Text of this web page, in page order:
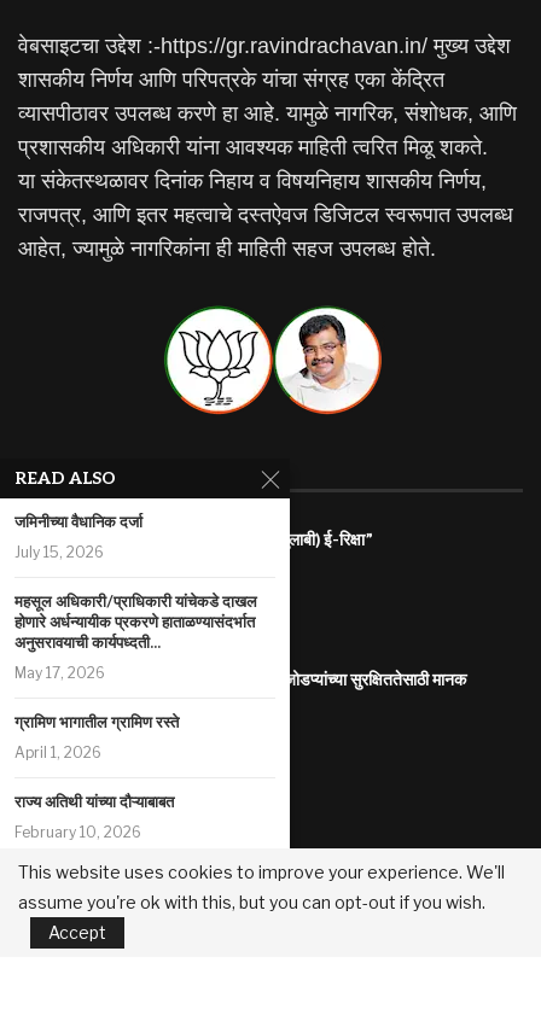
वेबसाइटचा उद्देश :-https://gr.ravindrachavan.in/ मुख्य उद्देश
शासकीय निर्णय आणि परिपत्रके यांचा संग्रह एका केंद्रित
व्यासपीठावर उपलब्ध करणे हा आहे. यामुळे नागरिक, संशोधक, आणि
प्रशासकीय अधिकारी यांना आवश्यक माहिती त्वरित मिळू शकते.
या संकेतस्थळावर दिनांक निहाय व विषयनिहाय शासकीय निर्णय,
राजपत्र, आणि इतर महत्वाचे दस्तऐवज डिजिटल स्वरूपात उपलब्ध
आहेत, ज्यामुळे नागरिकांना ही माहिती सहज उपलब्ध होते.
RECENT ARTICLES
राज्यातील गरजू महिलांना रोजगारासाठी “पिंक (गुलाबी) ई-रिक्षा”
July 31, 2026
महाराष्ट्र इलेक्ट्रिक वाहन धोरण
July 29, 2026
आंतरजातीय किंवा आंतरधर्मीय विवाह करणा-या जोडप्यांच्या सुरक्षिततेसाठी मानक
July 29, 2026
July 29, 2026
सुधारित प्रधानमंत्री पीक विमा योजना
July 29, 2026
महानगरपालिका /नगरपरिषदा/नगरपंचायती यांच्या मालकीच्या मालमत्तांच्या मुद्रीकरण
धोरण
READ ALSO
जमिनीच्या वैधानिक दर्जा
July 15, 2026
महसूल अधिकारी/प्राधिकारी यांचेकडे दाखल
होणारे अर्धन्यायीक प्रकरणे हाताळण्यासंदर्भात
अनुसरावयाची कार्यपध्दती...
May 17, 2026
ग्रामिण भागातील ग्रामिण रस्‍ते
April 1, 2026
राज्य अतिथी यांच्या दौऱ्याबाबत
February 10, 2026
शासकीय जमिन: गॅस कंपनीच्या पाईपलाईन
परवानगी
February 10, 2026
This website uses cookies to improve your experience. We'll
assume you're ok with this, but you can opt-out if you wish.
Accept